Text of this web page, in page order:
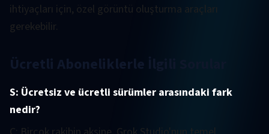
ihtiyaçları için, özel görüntü oluşturma araçları
gerekebilir.
Ücretli Aboneliklerle İlgili Sorular
S: Ücretsiz ve ücretli sürümler arasındaki fark
nedir?